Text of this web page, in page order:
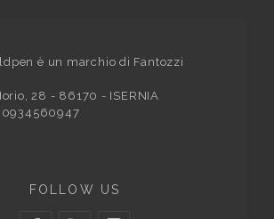
è un marchio di Fantozzi
28 - 86170 - ISERNIA
FOLLOW US